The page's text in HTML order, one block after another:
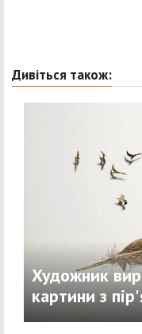
Дивіться також:
Художник
картини з